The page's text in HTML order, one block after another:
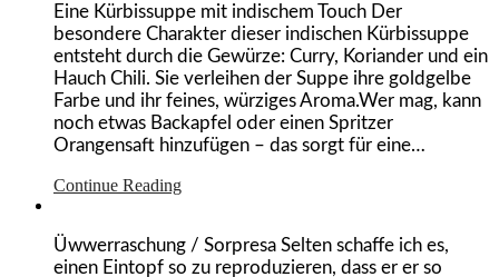
Eine Kürbissuppe mit indischem Touch Der
besondere Charakter dieser indischen Kürbissuppe
entsteht durch die Gewürze: Curry, Koriander und ein
Hauch Chili. Sie verleihen der Suppe ihre goldgelbe
Farbe und ihr feines, würziges Aroma.Wer mag, kann
noch etwas Backapfel oder einen Spritzer
Orangensaft hinzufügen – das sorgt für eine…
Continue Reading
Üwwerraschung / Sorpresa Selten schaffe ich es,
einen Eintopf so zu reproduzieren, dass er er so